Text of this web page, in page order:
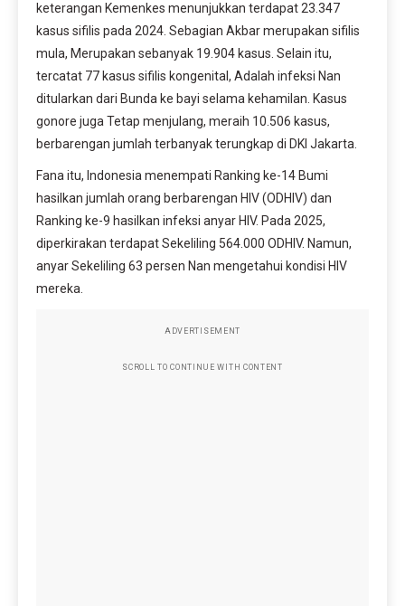
keterangan Kemenkes menunjukkan terdapat 23.347
kasus sifilis pada 2024. Sebagian Akbar merupakan sifilis
mula, Merupakan sebanyak 19.904 kasus. Selain itu,
tercatat 77 kasus sifilis kongenital, Adalah infeksi Nan
ditularkan dari Bunda ke bayi selama kehamilan. Kasus
gonore juga Tetap menjulang, meraih 10.506 kasus,
berbarengan jumlah terbanyak terungkap di DKI Jakarta.
Fana itu, Indonesia menempati Ranking ke-14 Bumi
hasilkan jumlah orang berbarengan HIV (ODHIV) dan
Ranking ke-9 hasilkan infeksi anyar HIV. Pada 2025,
diperkirakan terdapat Sekeliling 564.000 ODHIV. Namun,
anyar Sekeliling 63 persen Nan mengetahui kondisi HIV
mereka.
ADVERTISEMENT
SCROLL TO CONTINUE WITH CONTENT